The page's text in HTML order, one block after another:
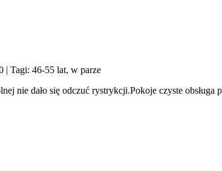
| Tagi: 46-55 lat, w parze
nie dało się odczuć rystrykcji.Pokoje czyste obsługa